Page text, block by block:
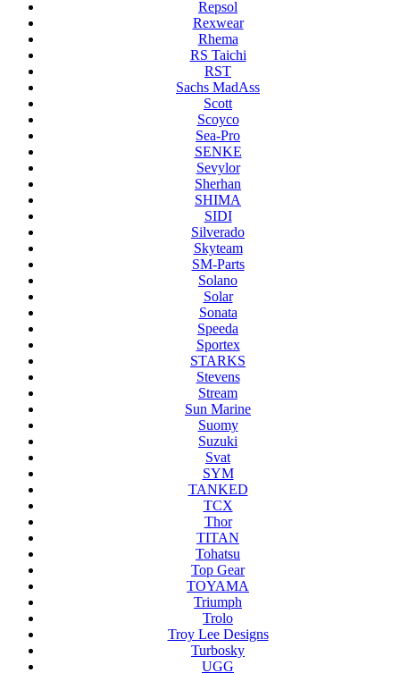
Repsol
Rexwear
Rhema
RS Taichi
RST
Sachs MadAss
Scott
Scoyco
Sea-Pro
SENKE
Sevylor
Sherhan
SHIMA
SIDI
Silverado
Skyteam
SM-Parts
Solano
Solar
Sonata
Speeda
Sportex
STARKS
Stevens
Stream
Sun Marine
Suomy
Suzuki
Svat
SYM
TANKED
TCX
Thor
TITAN
Tohatsu
Top Gear
TOYAMA
Triumph
Trolo
Troy Lee Designs
Turbosky
UGG